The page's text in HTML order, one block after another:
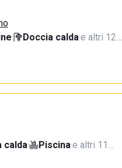
· Doccia calda·e altri 12…
calda· Piscina·e altri 11…